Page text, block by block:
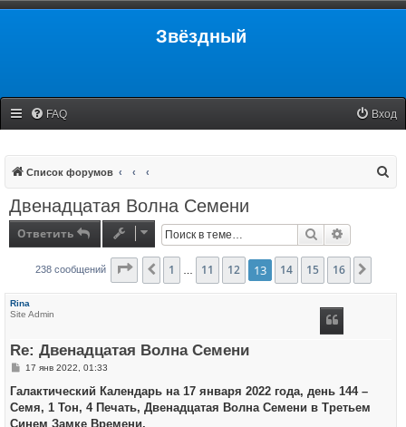
Звёздный
FAQ Вход
Список форумов
Двенадцатая Волна Семени
Ответить Поиск
238 сообщений Страница13 из 16
Пред.
1 11 12 13 14 15 16
Rina
Site Admin
Re: Двенадцатая Волна Семени
С
о
щ
е
17 янв 2022, 01:33
Галактический Календарь на 17 января 2022 года, день 144 –
Семя, 1 Тон, 4 Печать, Двенадцатая Волна Семени в Третьем
Синем Замке Времени.